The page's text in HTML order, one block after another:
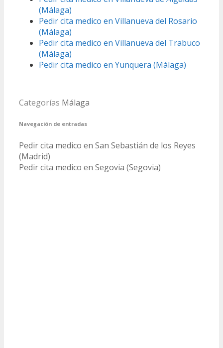
(Málaga)
Pedir cita medico en Villanueva del Rosario
(Málaga)
Pedir cita medico en Villanueva del Trabuco
(Málaga)
Pedir cita medico en Yunquera (Málaga)
Categorías Málaga
Navegación de entradas
Pedir cita medico en San Sebastián de los Reyes
(Madrid)
Pedir cita medico en Segovia (Segovia)